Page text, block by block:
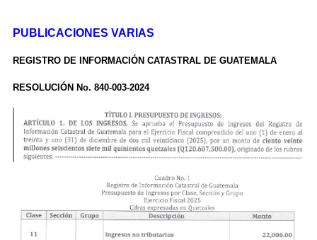
PUBLICACIONES VARIAS
REGISTRO DE INFORMACIÓN CATASTRAL DE GUATEMALA
RESOLUCIÓN No. 840-003-2024